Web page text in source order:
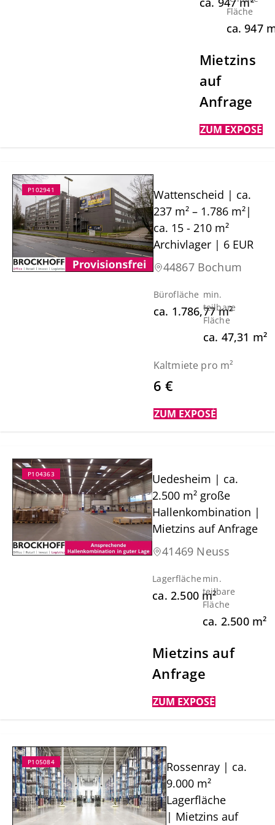
Fläche
ca. 947
Mietzins
auf
Anfrage
ZUM EXPOSÉ
P102941
Wattenscheid | ca.
237 m² – 1.786 m²|
ca. 15 - 210 m²
Archivlager | 6 EUR
44867 Bochum
Bürofläche
ca. 1.786,77 m²
min.
teilbare
Fläche
ca. 47,31 m²
Kaltmiete pro m²
6 €
ZUM EXPOSÉ
P104363
Uedesheim | ca.
2.500 m² große
Hallenkombination |
Mietzins auf Anfrage
41469 Neuss
Lagerfläche
ca. 2.500 m²
min.
teilbare
Fläche
ca. 2.500 m²
Mietzins auf
Anfrage
ZUM EXPOSÉ
P105084
Rossenray | ca.
9.000 m²
Lagerfläche
| Mietzins auf